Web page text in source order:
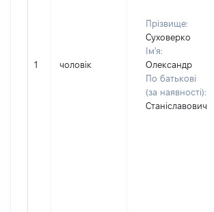
1 чоловік
Прізвище:
Суховерко
Ім'я:
Олександр
По батькові
(за наявності):
Станіславович